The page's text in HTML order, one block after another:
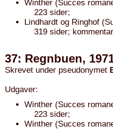
Winther (Succes
223 sider;
Lindhardt og Ringhof
319 sider;
37: Regnbuen,
Skrevet under pseudonymet
Udgaver:
Winther (Succes
223 sider;
Winther (Succes